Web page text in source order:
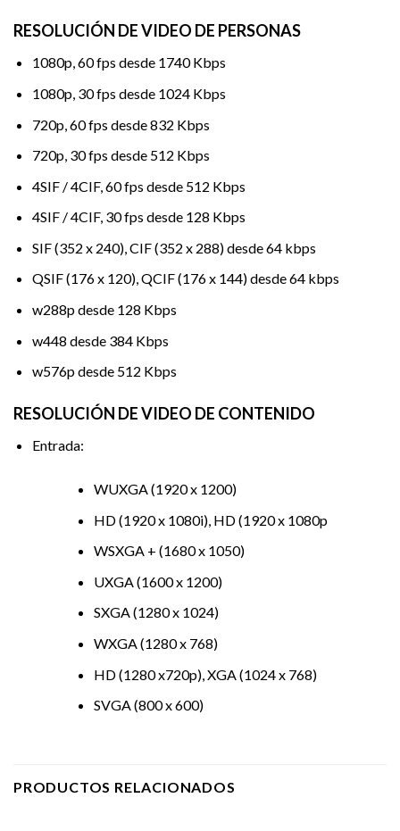
RESOLUCIÓN DE VIDEO DE PERSONAS
1080p, 60 fps desde 1740 Kbps
1080p, 30 fps desde 1024 Kbps
720p, 60 fps desde 832 Kbps
720p, 30 fps desde 512 Kbps
4SIF / 4CIF, 60 fps desde 512 Kbps
4SIF / 4CIF, 30 fps desde 128 Kbps
SIF (352 x 240), CIF (352 x 288) desde 64 kbps
QSIF (176 x 120), QCIF (176 x 144) desde 64 kbps
w288p desde 128 Kbps
w448 desde 384 Kbps
w576p desde 512 Kbps
RESOLUCIÓN DE VIDEO DE CONTENIDO
Entrada:
WUXGA (1920 x 1200)
HD (1920 x 1080i), HD (1920 x 1080p
WSXGA + (1680 x 1050)
UXGA (1600 x 1200)
SXGA (1280 x 1024)
WXGA (1280 x 768)
HD (1280 x720p), XGA (1024 x 768)
SVGA (800 x 600)
PRODUCTOS RELACIONADOS